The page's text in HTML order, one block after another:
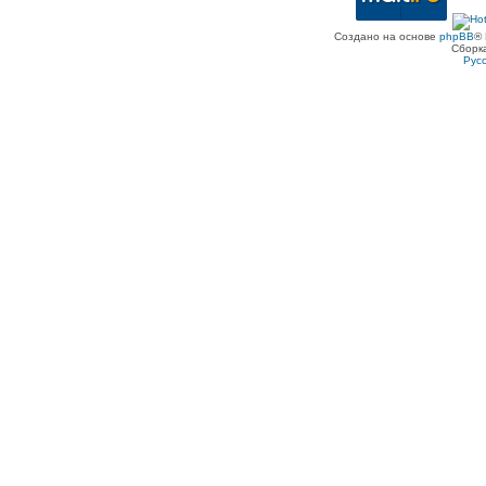
Создано на основе phpBB®